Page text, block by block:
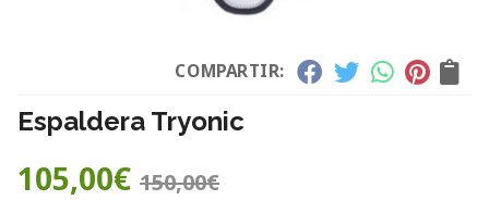
COMPARTIR:
Espaldera Tryonic
105,00€ 150,00€